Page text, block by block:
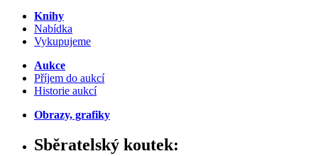
Knihy
Nabídka
Vykupujeme
Aukce
Příjem do aukcí
Historie aukcí
Obrazy, grafiky
Sběratelský koutek: